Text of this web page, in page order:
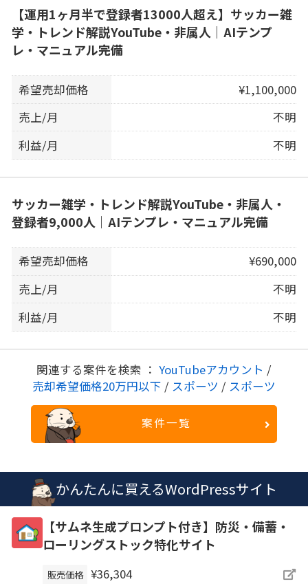
【運用1ヶ月半で登録者13000人超え】サッカー雑
学・トレンド解説YouTube・非属人｜AIテンプ
レ・マニュアル完備
希望売却価格
¥1,100,000
売上/月
不明
利益/月
不明
サッカー雑学・トレンド解説YouTube・非属人・
登録者9,000人｜AIテンプレ・マニュアル完備
希望売却価格
¥690,000
売上/月
不明
利益/月
不明
関連する案件を検索 ： YouTubeアカウント /
売却希望価格20万円以下 / スポーツ / スポーツ
案件一覧
かんたんに買えるWordPressサイト
【サムネ生成プロンプト付き】防災・備蓄・
ローリングストック特化サイト
販売価格 ¥36,304